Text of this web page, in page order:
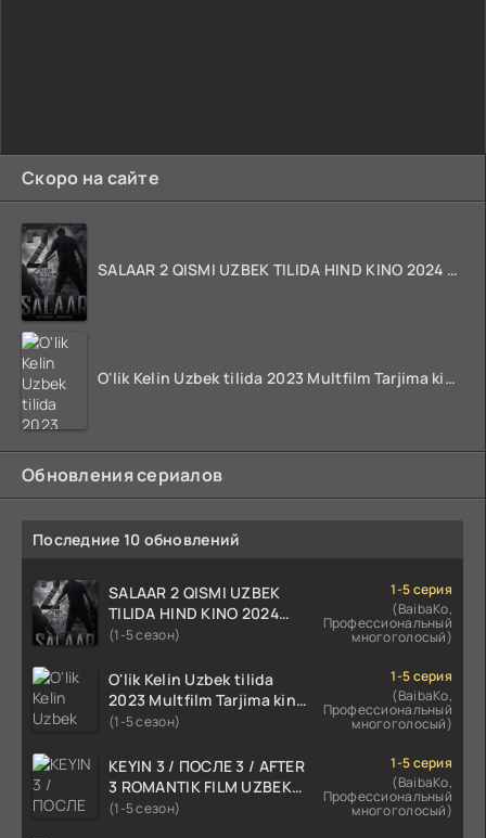
Скоро на сайте
SALAAR 2 QISMI UZBEK TILIDA HIND KINO 2024 TARJIMA 720p HD Skachat
O'lik Kelin Uzbek tilida 2023 Multfilm Tarjima kino skachat
Обновления сериалов
Последние 10 обновлений
SALAAR 2 QISMI UZBEK
TILIDA HIND KINO 2024
TARJIMA 720p HD Skachat
(1-5 сезон)
1-5 серия
(BaibaKo,
Профессиональный
многоголосый)
O'lik Kelin Uzbek tilida
2023 Multfilm Tarjima kino
skachat
(1-5 сезон)
1-5 серия
(BaibaKo,
Профессиональный
многоголосый)
KEYIN 3 / ПОСЛЕ 3 / AFTER
3 ROMANTIK FILM UZBEK
TILIDA 2021 TARJIMA FILM
(1-5 сезон)
1-5 серия
(BaibaKo,
Профессиональный
многоголосый)